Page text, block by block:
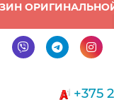
+375